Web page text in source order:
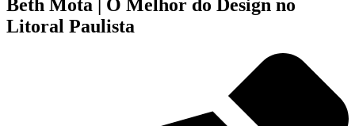
Beth Mota | O Melhor do Design no
Litoral Paulista